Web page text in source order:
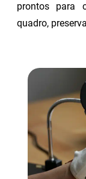
prontos para
quadro,